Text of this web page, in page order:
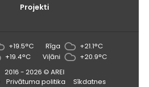
Projekti
+19.5°C Rīga
+21.1°C
+19.4°C Viļāni
+20.9°C
2016 - 2026 © AREI
Privātuma politika Sīkdatnes